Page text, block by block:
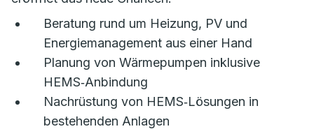
Beratung rund um Heizung, PV und
Energiemanagement aus einer Hand
Planung von Wärmepumpen inklusive
HEMS‑Anbindung
Nachrüstung von HEMS‑Lösungen in
bestehenden Anlagen